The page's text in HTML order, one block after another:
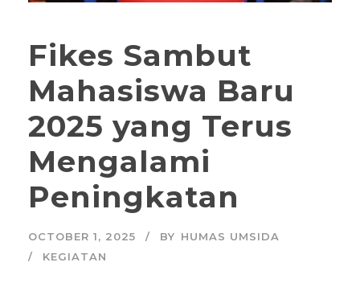
Fikes Sambut
Mahasiswa Baru
2025 yang Terus
Mengalami
Peningkatan
OCTOBER 1, 2025 BY HUMAS UMSIDA
KEGIATAN